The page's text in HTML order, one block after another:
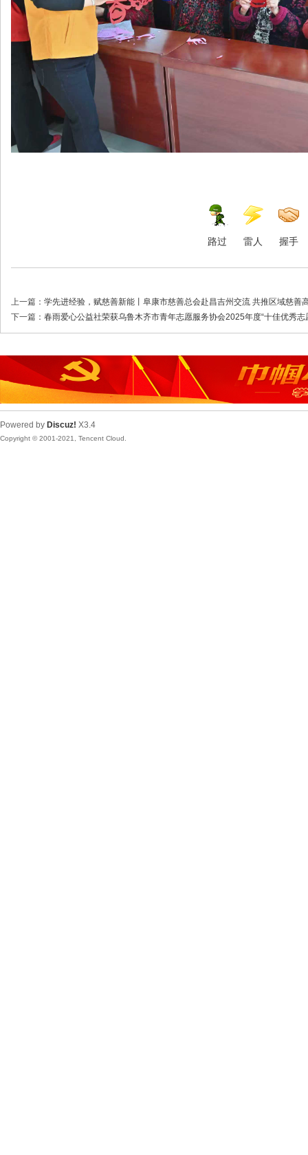
路过 雷人 握手
上一篇： 学先进经验，赋慈善新能丨阜康市慈善总会赴昌吉州交流 共推区域慈善
下一篇： 春雨爱心公益社荣获乌鲁木齐市青年志愿服务协会2025年度“十佳优秀志
Powered by Discuz! X3.4
Copyright © 2001-2021, Tencent Cloud.